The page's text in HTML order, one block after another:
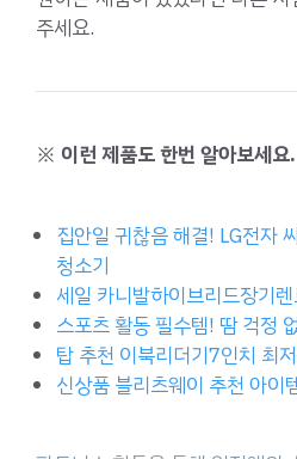
주세요.
※ 이런 제품도 한번 알아보세요.
집안일 귀찮음 해결! LG전자
청소기
세일 카니발하이브리드장기
스포츠 활동 필수템! 땀 걱정
탑 추천 이북리더기7인치 최
신상품 블리츠웨이 추천 아이